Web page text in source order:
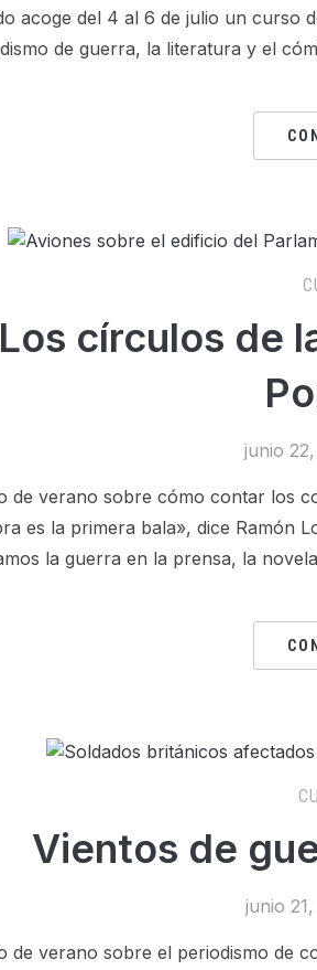
acoge del 4 al 6 de julio un curso
de guerra, la literatura y el
Los círculos de
junio
de verano sobre cómo contar los
es la primera bala», dice Ramón
la guerra en la prensa, la
Vientos de
junio
de verano sobre el periodismo de